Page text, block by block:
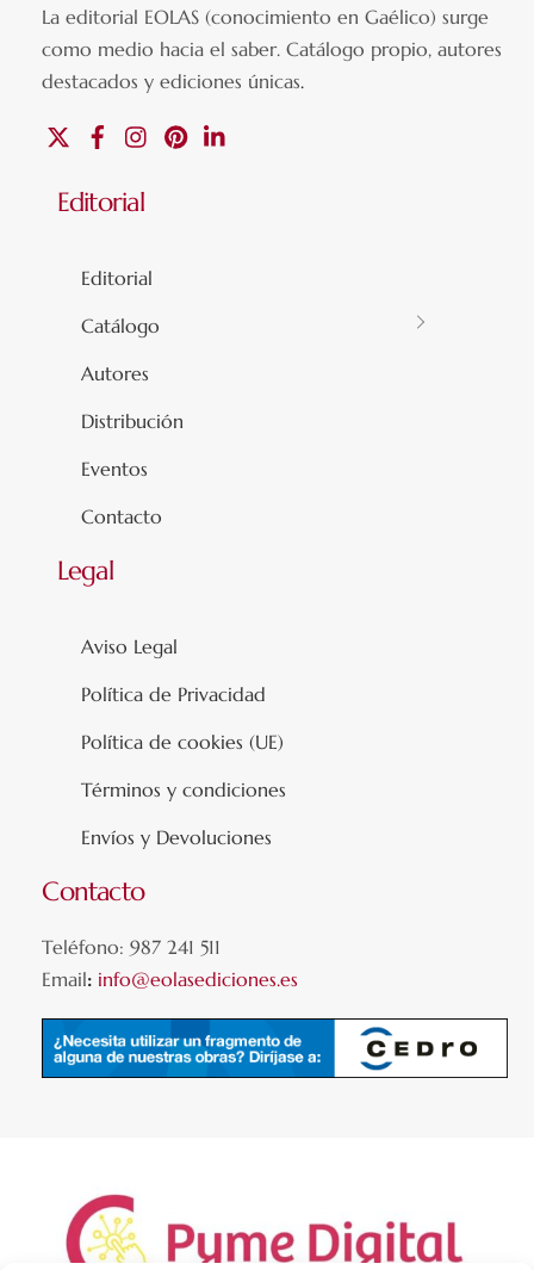
La editorial EOLAS (conocimiento en Gaélico) surge
como medio hacia el saber.Catálogo propio, autores
destacados y ediciones únicas.
FacebookInstagramPinterest
Editorial
Editorial
Catálogo
Autores
Distribución
Eventos
Contacto
Legal
Aviso Legal
Política de Privacidad
Política de cookies (UE)
Términos y condiciones
Envíos y Devoluciones
Contacto
Teléfono: 987 241 511
Email: info@eolasediciones.es